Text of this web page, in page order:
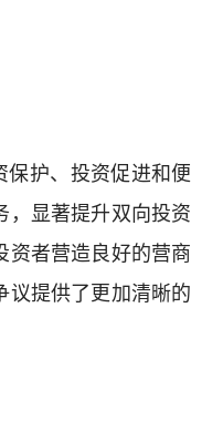
保护、投资促进和便
显著提升双向投资
资者营造良好的营商
议提供了更加清晰的